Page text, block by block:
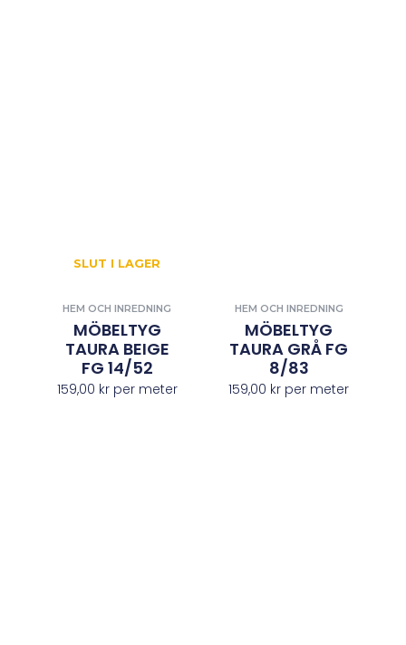
SLUT I LAGER
HEM OCH INREDNING
MÖBELTYG
TAURA BEIGE
FG 14/52
159,00 krper meter
HEM OCH INREDNING
MÖBELTYG
TAURA GRÅ FG
8/83
159,00 kr per meter